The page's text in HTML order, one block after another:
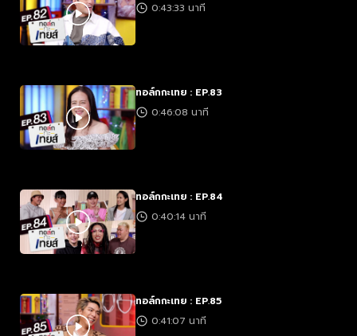
0:43:33 นาที
ทอล์กกะเทย : EP.83
0:46:08 นาที
ทอล์กกะเทย : EP.84
0:40:14 นาที
ทอล์กกะเทย : EP.85
0:41:07 นาที